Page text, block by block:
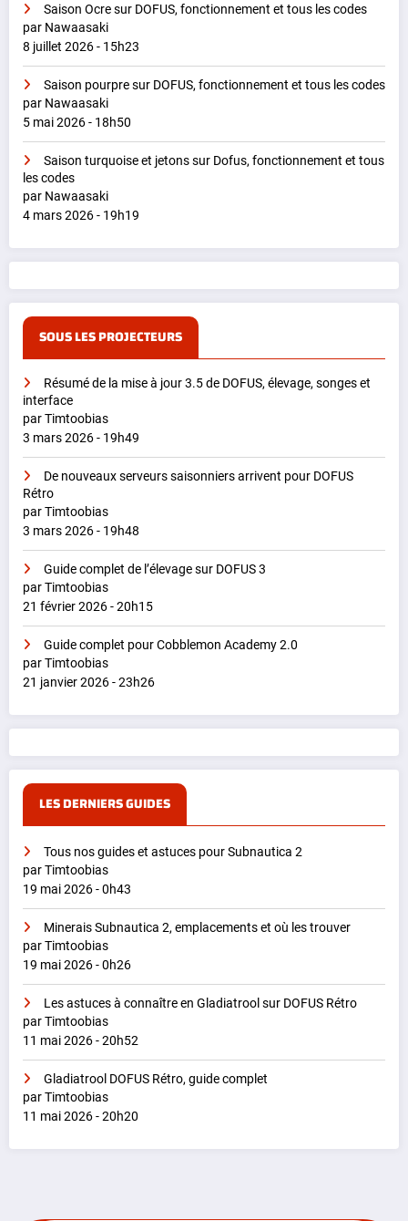
Saison Ocre sur DOFUS, fonctionnement et tous les codes
par Nawaasaki
8 juillet 2026 - 15h23
Saison pourpre sur DOFUS, fonctionnement et tous les codes
par Nawaasaki
5 mai 2026 - 18h50
Saison turquoise et jetons sur Dofus, fonctionnement et tous
les codes
par Nawaasaki
4 mars 2026 - 19h19
SOUS LES PROJECTEURS
Résumé de la mise à jour 3.5 de DOFUS, élevage, songes et
interface
par Timtoobias
3 mars 2026 - 19h49
De nouveaux serveurs saisonniers arrivent pour DOFUS
Rétro
par Timtoobias
3 mars 2026 - 19h48
Guide complet de l’élevage sur DOFUS 3
par Timtoobias
21 février 2026 - 20h15
Guide complet pour Cobblemon Academy 2.0
par Timtoobias
21 janvier 2026 - 23h26
LES DERNIERS GUIDES
Tous nos guides et astuces pour Subnautica 2
par Timtoobias
19 mai 2026 - 0h43
Minerais Subnautica 2, emplacements et où les trouver
par Timtoobias
19 mai 2026 - 0h26
Les astuces à connaître en Gladiatrool sur DOFUS Rétro
par Timtoobias
11 mai 2026 - 20h52
Gladiatrool DOFUS Rétro, guide complet
par Timtoobias
11 mai 2026 - 20h20